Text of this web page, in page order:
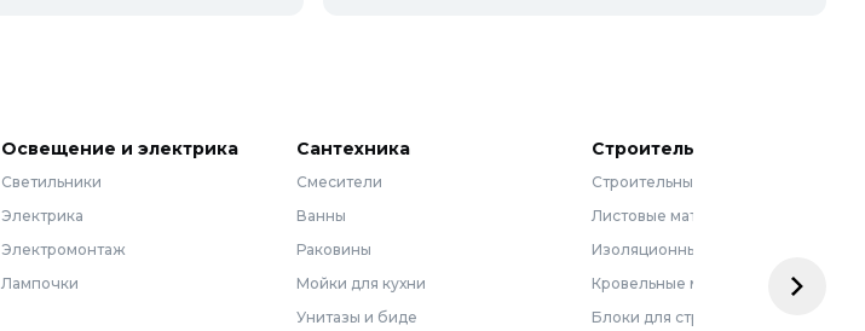
Освещение и электрика
Светильники
Электрика
Электромонтаж
Лампочки
Сантехника
Смесители
Ванны
Раковины
Мойки для кухни
Унитазы и биде
Строительные материалы
Строительные смеси
Листовые материалы
Изоляционные материалы
Кровельные материалы
Блоки для строительства